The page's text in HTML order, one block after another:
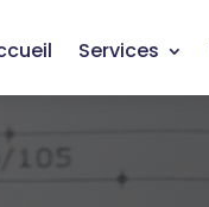
Services